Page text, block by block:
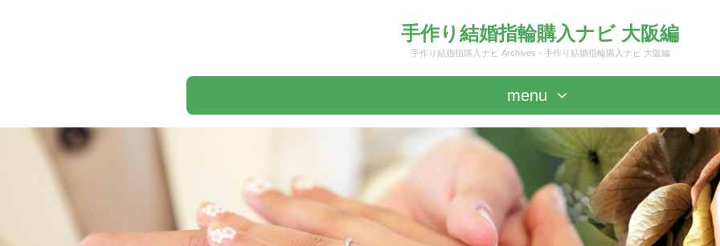
手作り結婚指輪購入ナビ 大阪編
手作り結婚指購入ナビ Archives - 手作り結婚指輪購入ナビ 大阪編
menu